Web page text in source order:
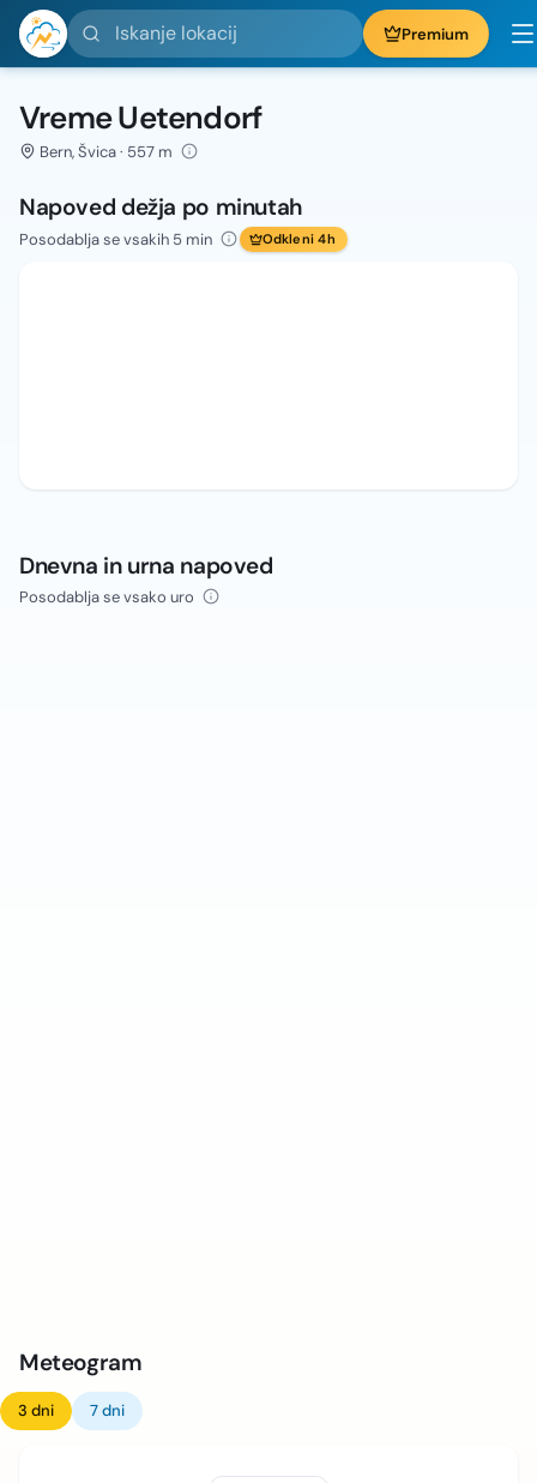
Iskanje lokacij Premium
Vreme Uetendorf
Bern, Švica · 557 m
Napoved dežja po minutah
Posodablja se vsakih 5 min Odkleni 4h
Dnevna in urna napoved
Posodablja se vsako uro
Meteogram
3 dni 7 dni